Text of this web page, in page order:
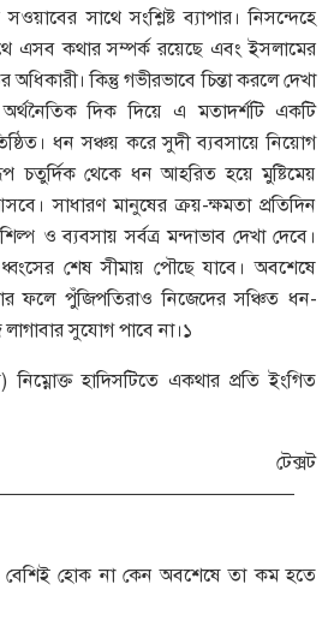
সাথে সংশ্লিষ্ট ব্যাপার। নিসন্দেহে
এসব কথার সম্পর্ক রয়েছে এবং ইসলামের
কিন্তু গভীরভাবে চিন্তা করলে দেখা
দিক দিয়ে এ মতাদর্শটি একটি
ধন সঞ্চয় করে সুদী ব্যবসায়ে নিয়োগ
চতুর্দিক থেকে ধন আহরিত হয়ে মুষ্টিমেয়
সাধারণ মানুষের ক্রয়-ক্ষমতা প্রতিদিন
ও ব্যবসায় সর্বত্র মন্দাভাব দেখা দেবে।
শেষ সীমায় পৌছে যাবে। অবশেষে
ফলে পুঁজিপতিরাও নিজেদের সঞ্চিত ধন-
সুযোগ পাবে না।১
হাদিসটিতে একথার প্রতি ইংগিত
টেক্সট
বেশিই হোক না কেন অবশেষে তা কম হতে